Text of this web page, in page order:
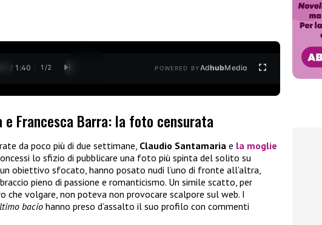
/ 1:40 1 /2 POWERED BYAdhubMedia
e Francesca Barra: la foto censurata
da poco più di due settimane, Claudio Santamaria e la moglie
lo sfizio di pubblicare una foto più spinta del solito su
obiettivo sfocato, hanno posato nudi l’uno di fronte all’altra,
pieno di passione e romanticismo. Un simile scatto, per
volgare, non poteva non provocare scalpore sul web. I
bacio hanno preso d’assalto il suo profilo con commenti